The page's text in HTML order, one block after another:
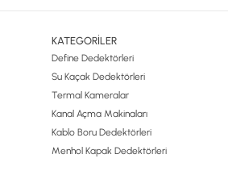
KATEGORİLER
Define Dedektörleri
Su Kaçak Dedektörleri
Termal Kameralar
Kanal Açma Makinaları
Kablo Boru Dedektörleri
Menhol Kapak Dedektörleri